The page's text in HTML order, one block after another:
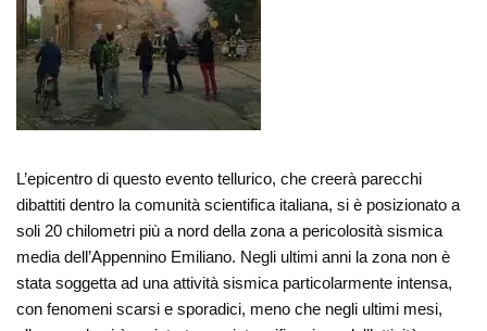
L’epicentro di questo evento tellurico, che creerà parecchi
dibattiti dentro la comunità scientifica italiana, si è posizionato a
soli 20 chilometri più a nord della zona a pericolosità sismica
media dell’Appennino Emiliano. Negli ultimi anni la zona non è
stata soggetta ad una attività sismica particolarmente intensa,
con fenomeni scarsi e sporadici, meno che negli ultimi mesi,